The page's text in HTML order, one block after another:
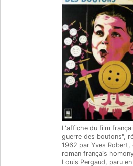
L'affiche du film
guerre des boutons",
1962 par Yves Robert,
roman français
Louis Pergaud, paru en